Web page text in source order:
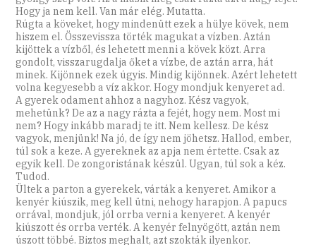
Hogy ja nem kell. Van már elég. Mutatta.
Rúgta a köveket, hogy mindenütt ezek a hülye kövek, nem
hiszem el. Összevissza törték magukat a vízben. Aztán
kijöttek a vízből, és lehetett menni a kövek közt. Arra
gondolt, visszarugdalja őket a vízbe, de aztán arra, hát
minek. Kijönnek ezek úgyis. Mindig kijönnek. Azért lehetett
volna kegyesebb a víz akkor. Hogy mondjuk kenyeret ad.
A gyerek odament ahhoz a nagyhoz. Kész vagyok,
mehetünk? De az a nagy rázta a fejét, hogy nem. Most mi
nem? Hogy inkább maradj te itt. Nem kellesz. De kész
vagyok, menjünk! Na jó, de így nem jöhetsz. Hallod, ember,
túl sok a keze. A gyereknek az apja nem értette. Csak az
egyik kell. De zongoristának készül. Ugyan, túl sok a kéz.
Tudod.
Ültek a parton a gyerekek, várták a kenyeret. Amikor a
kenyér kiúszik, meg kell ütni, nehogy harapjon. A papucs
orrával, mondjuk, jól orrba verni a kenyeret. A kenyér
kiúszott és orrba verték. A kenyér felnyögött, aztán nem
úszott többé. Biztos meghalt, azt szokták ilyenkor.